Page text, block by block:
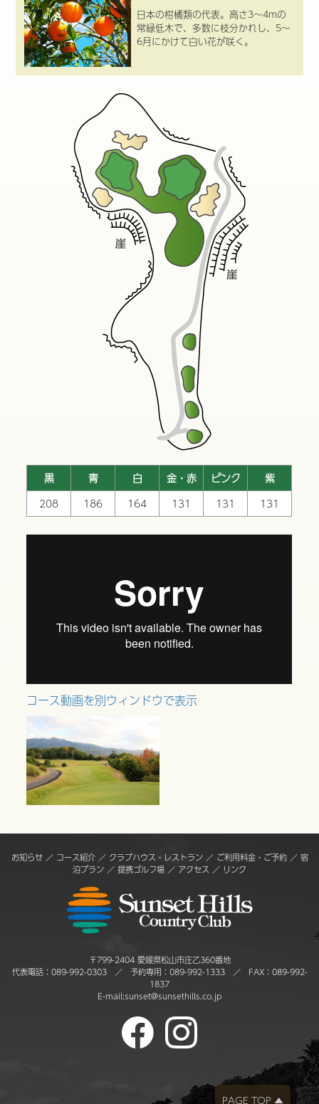
PAGE TOP ▲
日本の柑橘類の代表。高さ3～4mの
常緑低木で、多数に枝分かれし、5～
6月にかけて白い花が咲く。
黒 青 白 金・赤 ピンク
紫
208
186 164 131 131 131
コース動画を別ウィンドウで表示
お知らせ／ コース紹介／ クラブハウス・レストラン／ ご利用料金・ご予約／ 宿
泊プラン ／ 提携ゴルフ場 ／ アクセス ／ リンク
〒799-2404 愛媛県松山市庄乙360番地
代表電話： 089-992-0303／ 予約専用： 089-992-1333／ FAX：089-992-
1837
E-mail:sunset@sunsethills.co.jp